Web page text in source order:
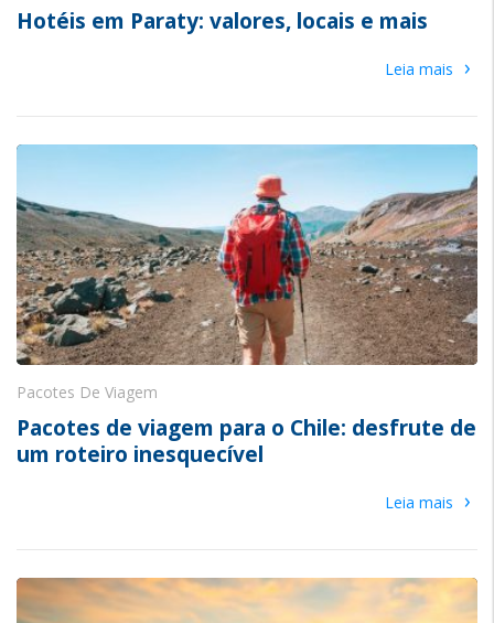
Hotéis em Paraty: valores, locais e mais
Leia mais ›
Pacotes De Viagem
Pacotes de viagem para o Chile: desfrute de
um roteiro inesquecível
Leia mais ›